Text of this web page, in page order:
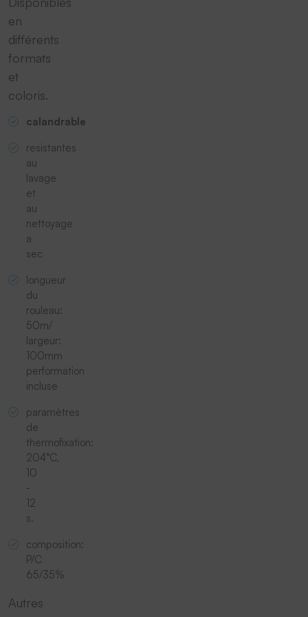
en
différents
formats
et
coloris.
calandrable
resistantes
au
lavage
et
au
nettoyage
a
sec
longueur
du
rouleau:
50m/
largeur:
100mm
performation
incluse
paramètres
de
thermofixation:
204°C,
10
-
12
s.
composition:
P/C
65/35%
Autres